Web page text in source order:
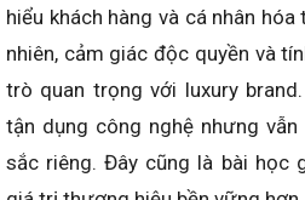
hiểu khách hàng và cá nhân
nhiên, cảm giác độc quyền và
trò quan trọng với luxury
tận dụng công nghệ nhưng
sắc riêng. Đây cũng là bài học